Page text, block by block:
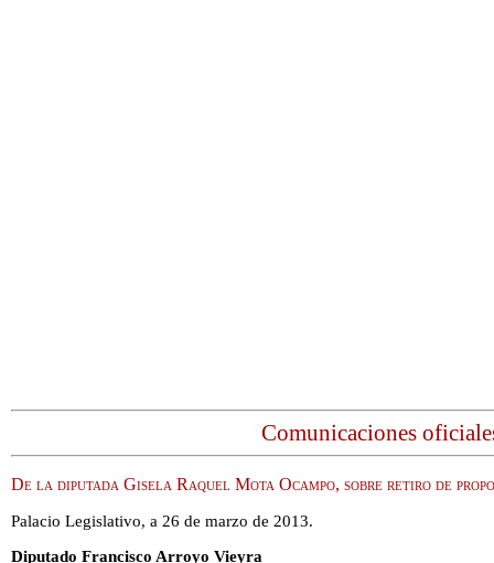
Comunicaciones
De la diputada Gisela Raquel Mota Ocampo, sobre retiro de
Palacio Legislativo, a 26 de marzo de 2013.
Diputado Francisco Arroyo Vieyra